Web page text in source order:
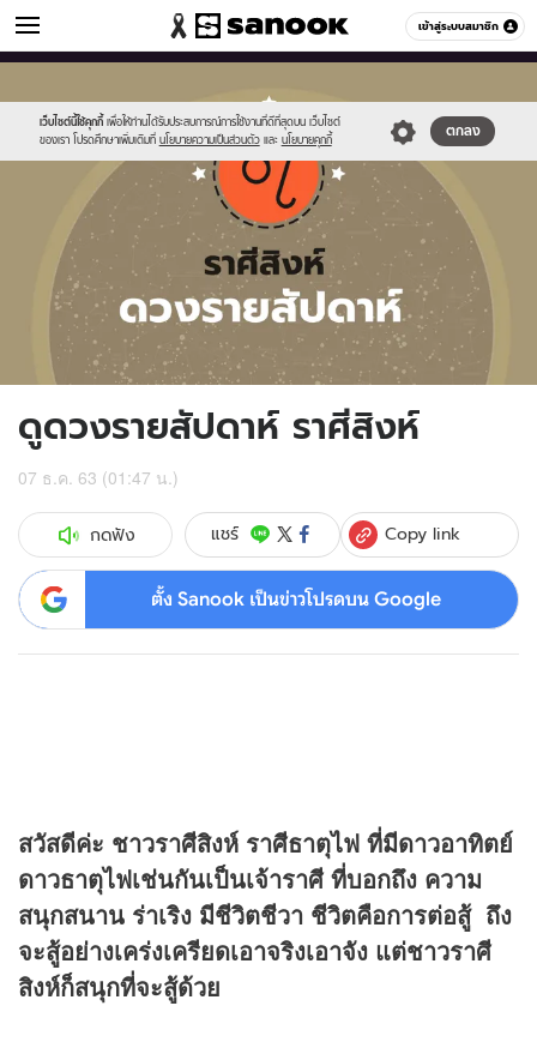
เข้าสู่ระบบสมาชิก
ดูดวง หมวดอื่นๆ
เว็บไซต์นี้ใช้คุกกี้ เพื่อให้ท่านได้รับประสบการณ์การใช้งานที่ดีที่สุดบน เว็บไซต์
ของเรา โปรดศึกษาเพิ่มเติมที่ นโยบายความเป็นส่วนตัว และ นโยบายคุกกี้
ตกลง
new-
sanook.png
horoscope-
leo_zodiac.jpg
ดูดวงรายสัปดาห์ ราศีสิงห์
07 ธ.ค. 63 (01:47 น.)
กดฟัง แชร์ Copy link
ตั้ง Sanook เป็นข่าวโปรดบน Google
สวัสดีค่ะ ชาวราศีสิงห์ ราศีธาตุไฟ ที่มีดาวอาทิตย์
ดาวธาตุไฟเช่นกันเป็นเจ้าราศี ที่บอกถึง ความ
สนุกสนาน ร่าเริง มีชีวิตชีวา ชีวิตคือการต่อสู้ ถึง
จะสู้อย่างเคร่งเครียดเอาจริงเอาจัง แต่ชาวราศี
สิงห์ก็สนุกที่จะสู้ด้วย